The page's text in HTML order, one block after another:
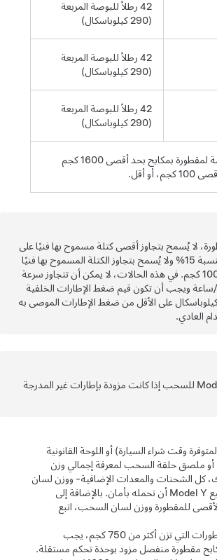
42 رطلاً للبوصة المربعة
42 رطلاً للبوصة المربعة
42 رطلاً للبوصة المربعة
هذه القيم مخصصة لمقطورة بمكابح بحد أقصى 1600 كجم
يُسمح بتجاوز أقصى كتلة مسموح بها فنيًا على
المحور الخلفي بنسبة 15% ولا يُسمح بتجاوز الكتلة المسموح بها فنيًا
بمقدار 100 كجم. في هذه الحالات، لا يمكن أن تتجاوز سرعة
كم/ساعة ويجب أن تكون قيم ضغط الإطارات الخلفية
20 كيلوباسكال على الأقل من ضغط الإطارات الموصى به
للسحب إذا كانت مزودة بإطارات غير المدرجة
وقت شراء السيارة)أو اللوحة القانونية
حلقة السحب لمعرفة إجمالي وزن
الشحنات والمعدات الإضافية- ووزن لسان
Modelأن تحمله بأمان. بالإضافة إلى
للمقطورة ووزن لسان السحب، اتبع
بالنسبة إلى المقطورات التي تزن أكثر من 750 كجم، يجب
مقطورة منفصل مزود بوحدة تحكم مستقلة.